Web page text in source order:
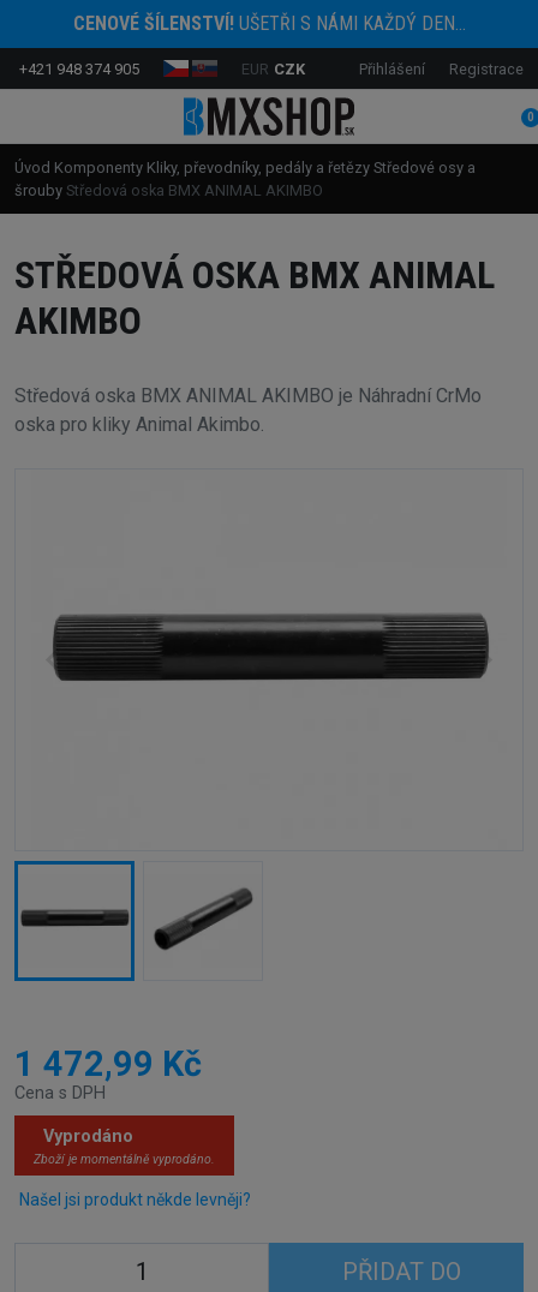
CENOVÉ ŠÍLENSTVÍ!UŠETŘI S NÁMI KAŽDÝ DEN...
+421 948 374 905 EUR CZK Přihlášení Registrace
0
Úvod Komponenty Kliky, převodníky, pedály a řetězy Středové osy a
šrouby Středová oska BMX ANIMAL AKIMBO
STŘEDOVÁ OSKA BMX ANIMAL
AKIMBO
Středová oska BMX ANIMAL AKIMBO je Náhradní CrMo
oska pro kliky Animal Akimbo.
1 472,99 Kč
Cena s DPH
Vyprodáno
Zboží je momentálně vyprodáno.
Našel jsi produkt někde levněji?
PŘIDAT DO